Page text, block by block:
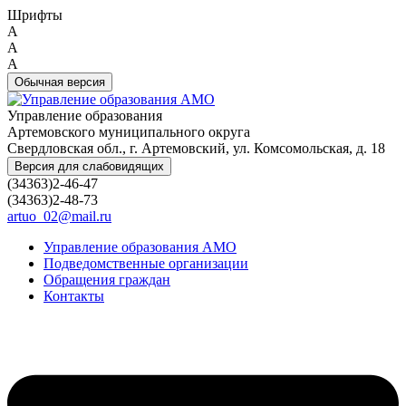
Шрифты
A
A
A
Обычная версия
Управление образования
Артемовского муниципального округа
Свердловская обл., г. Артемовский, ул. Комсомольская, д. 18
Версия для слабовидящих
(34363)2-46-47
(34363)2-48-73
artuo_02@mail.ru
Управление образования АМО
Подведомственные организации
Обращения граждан
Контакты